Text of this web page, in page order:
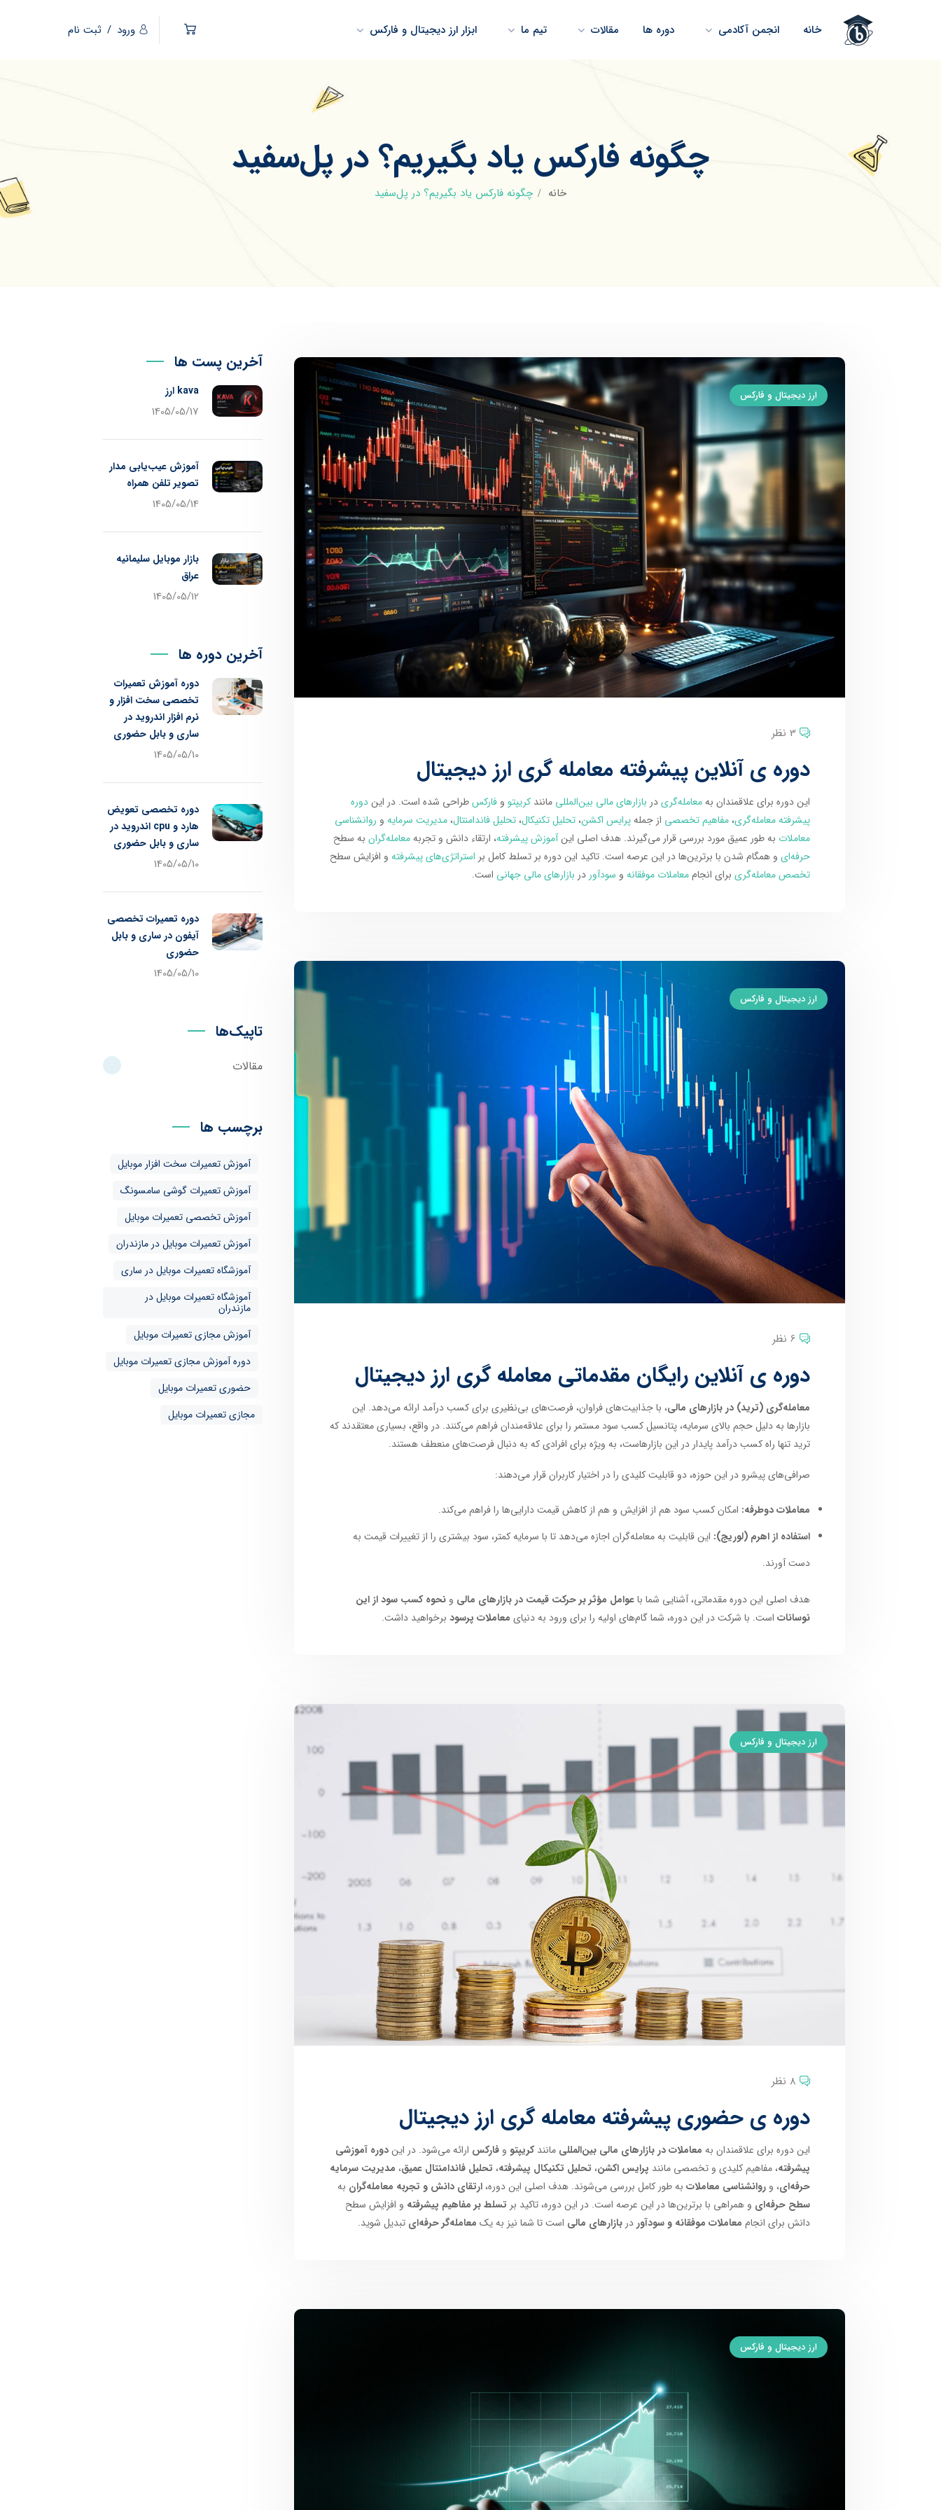
خانه انجمن آکادمی دوره ها مقالات تیم ما ابزار ارز دیجیتال و فارکس ورود / ثبت نام
چگونه فارکس یاد بگیریم؟ در پل‌سفید
خانه چگونه فارکس یاد بگیریم؟ در پل‌سفید
ارز دیجیتال و فارکس
3 نظر
دوره ی آنلاین پیشرفته معامله گری ارز دیجیتال
این دوره برای علاقمندان بهمعامله‌گریدر بازارهای مالی بین‌المللی مانند کریپتو و فارکسطراحی شده است. در ایندوره
پیشرفته معامله‌گری، مفاهیم تخصصی از جملهپرایس اکشن، تحلیل تکنیکال، تحلیل فاندامنتال، مدیریت سرمایه و روانشناسی
معاملات به طور عمیق مورد بررسی قرار می‌گیرند. هدف اصلی اینآموزش پیشرفته، ارتقاء دانش و تجربهمعامله‌گران به سطح
حرفه‌ای و همگام شدن با برترین‌ها در این عرصه است. تاکید این دوره بر تسلط کامل بر استراتژی‌های پیشرفته و افزایش سطح
تخصص معامله‌گری برای انجاممعاملات موفقانه و سودآور در بازارهای مالی جهانی است.
ارز دیجیتال و فارکس
6 نظر
دوره ی آنلاین رایگان مقدماتی معامله گری ارز دیجیتال
معامله‌گری (ترید) در بازارهای مالی، با جذابیت‌های فراوان، فرصت‌های بی‌نظیری برای کسب درآمد ارائه می‌دهد. این
بازارها به دلیل حجم بالای سرمایه، پتانسیل کسب سود مستمر را برای علاقه‌مندان فراهم می‌کنند. در واقع، بسیاری معتقدند که
ترید تنها راه کسب درآمد پایدار در این بازارهاست، به ویژه برای افرادی که به دنبال فرصت‌های منعطف هستند.
صرافی‌های پیشرو در این حوزه، دو قابلیت کلیدی را در اختیار کاربران قرار می‌دهند:
معاملات دوطرفه: امکان کسب سود هم از افزایش و هم از کاهش قیمت دارایی‌ها را فراهم می‌کند.
استفاده از اهرم (لوریج): این قابلیت به معامله‌گران اجازه می‌دهد تا با سرمایه کمتر، سود بیشتری را از تغییرات قیمت به
دست آورند.
هدف اصلی این دوره مقدماتی، آشنایی شما باعوامل مؤثر بر حرکت قیمت در بازارهای مالی و نحوه کسب سود از این
نوسانات است. با شرکت در این دوره، شما گام‌های اولیه را برای ورود به دنیای معاملات پرسود برخواهید داشت.
ارز دیجیتال و فارکس
8 نظر
دوره ی حضوری پیشرفته معامله گری ارز دیجیتال
این دوره برای علاقمندان به معاملات در بازارهای مالی بین‌المللی مانندکریپتو و فارکس ارائه می‌شود. در ایندوره آموزشی
پیشرفته، مفاهیم کلیدی و تخصصی مانند پرایس اکشن، تحلیل تکنیکال پیشرفته، تحلیل فاندامنتال عمیق، مدیریت سرمایه
حرفه‌ای، و روانشناسی معاملات به طور کامل بررسی می‌شوند. هدف اصلی این دوره، ارتقای دانش و تجربه معامله‌گران به
سطح حرفه‌ای و همراهی با برترین‌ها در این عرصه است. در این دوره، تاکید بر تسلط بر مفاهیم پیشرفته و افزایش سطح
دانش برای انجام معاملات موفقانه و سودآور در بازارهای مالی است تا شما نیز به یک معامله‌گر حرفه‌ای تبدیل شوید.
ارز دیجیتال و فارکس
آخرین پست ها
kava ارز
1405/05/17
آموزش عیب‌یابی مدار
تصویر تلفن همراه
1405/05/14
بازار موبایل سلیمانیه
عراق
1405/05/12
آخرین دوره ها
دوره آموزش تعمیرات
تخصصی سخت افزار و
نرم افزار اندروید در
ساری و بابل حضوری
1405/05/10
دوره تخصصی تعویض
هارد و cpu اندروید در
ساری و بابل حضوری
1405/05/10
دوره تعمیرات تخصصی
آیفون در ساری و بابل
حضوری
1405/05/10
تاپیک‌ها
مقالات
برچسب ها
آموزش تعمیرات سخت افزار موبایل
آموزش تعمیرات گوشی سامسونگ
آموزش تخصصی تعمیرات موبایل
آموزش تعمیرات موبایل در مازندران
آموزشگاه تعمیرات موبایل در ساری
آموزشگاه تعمیرات موبایل در
مازندران
آموزش مجازی تعمیرات موبایل
دوره آموزش مجازی تعمیرات موبایل
حضوری تعمیرات موبایل
مجازی تعمیرات موبایل